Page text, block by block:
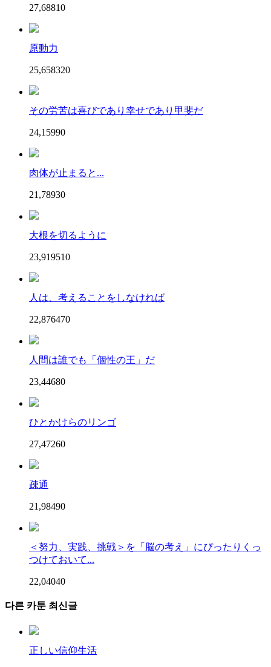
27,68810
原動力
25,658320
その労苦は喜びであり幸せであり甲斐だ
24,15990
肉体が止まると...
21,78930
大根を切るように
23,919510
人は、考えることをしなければ
22,876470
人間は誰でも「個性の王」だ
23,44680
ひとかけらのリンゴ
27,47260
疎通
21,98490
＜努力、実践、挑戦＞を「脳の考え」にぴったりくっ
つけておいて...
22,04040
다른 카툰 최신글
正しい信仰生活